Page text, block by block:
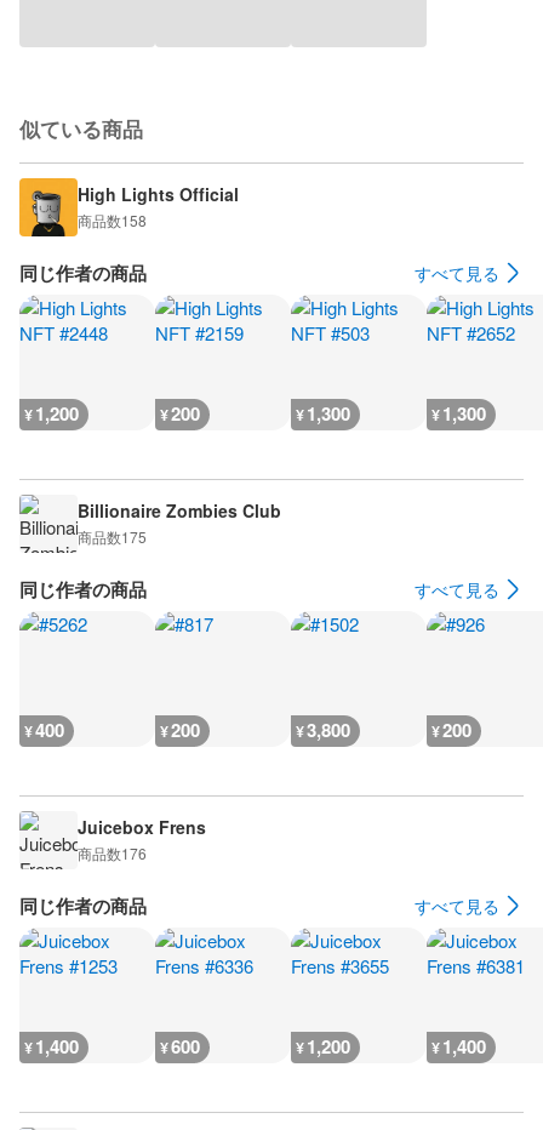
似ている商品
High Lights Official
商品数158
同じ作者の商品 すべて見る
¥1,200 ¥200 ¥1,300 ¥1,300
Billionaire Zombies Club
商品数175
同じ作者の商品 すべて見る
¥400 ¥200 ¥3,800 ¥200
Juicebox Frens
商品数176
同じ作者の商品 すべて見る
¥1,400 ¥600 ¥1,200 ¥1,400